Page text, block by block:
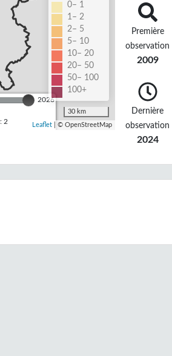
2026
2
0– 1
1– 2
2– 5
5– 10
10– 20
20– 50
50– 100
100+
30 km
Leaflet| © OpenStreetMap
Première
observation
2009
Dernière
observation
2024